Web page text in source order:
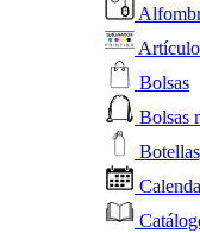
Bolsas
Bolsas